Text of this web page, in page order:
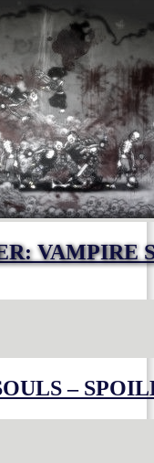
VAMPIRE
–